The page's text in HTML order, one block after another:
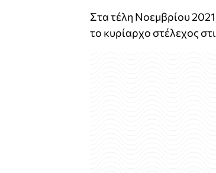
Στα τέλη Νοεμβρίου
το κυρίαρχο στέλεχος